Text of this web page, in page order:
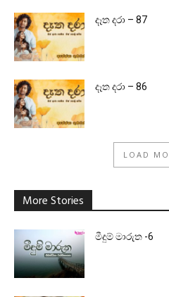
දෑත දරා – 87
දෑත දරා – 86
LOAD
More Stories
මීදුම් මාරුත -6